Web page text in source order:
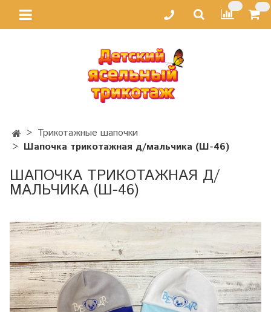
Трикотажные шапочки
Шапочка трикотажная д/мальчика (Ш-46)
ШАПОЧКА ТРИКОТАЖНАЯ Д/
МАЛЬЧИКА (Ш-46)